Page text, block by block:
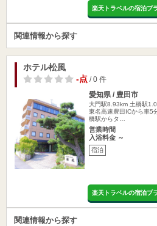
楽天トラベルの宿泊プ
関連情報から探す
ホテル松風
-点/ 0 件
愛知県 / 豊田市
大門駅8.93km 土橋駅
東名高速豊田ICから車5
橋駅からタ…
営業時間
入浴料金 ～
宿泊
楽天トラベルの宿泊プ
関連情報から探す